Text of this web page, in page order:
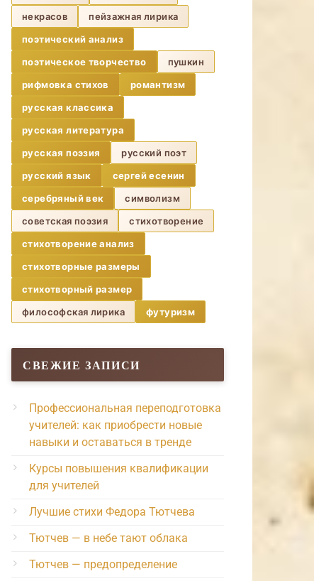
некрасов
пейзажная лирика
поэтический анализ
поэтическое творчество
пушкин
рифмовка стихов
романтизм
русская классика
русская литература
русская поэзия
русский поэт
русский язык
сергей есенин
серебряный век
символизм
советская поэзия
стихотворение
стихотворение анализ
стихотворные размеры
стихотворный размер
философская лирика
футуризм
СВЕЖИЕ ЗАПИСИ
Профессиональная переподготовка
учителей: как приобрести новые
навыки и оставаться в тренде
Курсы повышения квалификации
для учителей
Лучшие стихи Федора Тютчева
Тютчев — в небе тают облака
Тютчев — предопределение